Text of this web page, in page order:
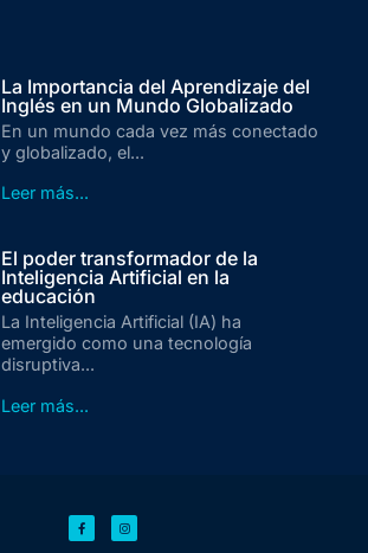
La Importancia del Aprendizaje del
Inglés en un Mundo Globalizado
En un mundo cada vez más conectado
y globalizado, el...
Leer más...
El poder transformador de la
Inteligencia Artificial en la
educación
La Inteligencia Artificial (IA) ha
emergido como una tecnología
disruptiva...
Leer más...